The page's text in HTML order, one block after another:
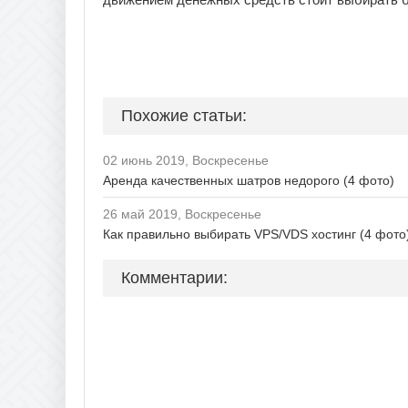
Похожие статьи:
02 июнь 2019, Воскресенье
Аренда качественных шатров недорого (4 фото)
26 май 2019, Воскресенье
Как правильно выбирать VPS/VDS хостинг (4
Комментарии: